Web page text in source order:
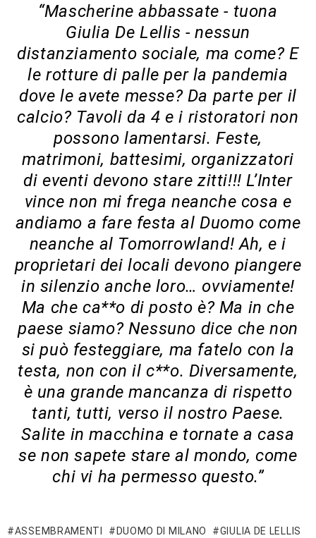
“Mascherine abbassate - tuona
Giulia De Lellis - nessun
distanziamento sociale, ma come? E
le rotture di palle per la pandemia
dove le avete messe? Da parte per il
calcio? Tavoli da 4 e i ristoratori non
possono lamentarsi. Feste,
matrimoni, battesimi, organizzatori
di eventi devono stare zitti!!! L’Inter
vince non mi frega neanche cosa e
andiamo a fare festa al Duomo come
neanche al Tomorrowland! Ah, e i
proprietari dei locali devono piangere
in silenzio anche loro… ovviamente!
Ma che ca**o di posto è? Ma in che
paese siamo? Nessuno dice che non
si può festeggiare, ma fatelo con la
testa, non con il c**o. Diversamente,
è una grande mancanza di rispetto
tanti, tutti, verso il nostro Paese.
Salite in macchina e tornate a casa
se non sapete stare al mondo, come
chi vi ha permesso questo.”
ASSEMBRAMENTI DUOMO DI MILANO
GIULIA DE LELLIS